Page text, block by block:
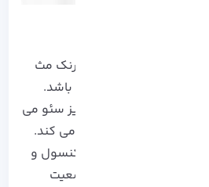
ویژگی های دیگر ابزار رنک مث
بالایی برخوردار می باشد.
های داخلی مخصوص آنالیز سئو می
کلیدی به خوبی عمل می کند.
خطاهای مربوط به سرچ کنسول و
نشان دهند. مشاهده وضعیت